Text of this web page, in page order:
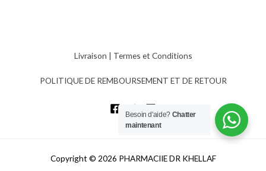
Livraison | Termes et Conditions
POLITIQUE DE REMBOURSEMENT ET DE RETOUR
Copyright © 2026 PHARMACIIE DR KHELLAF
Besoin d'aide? Chatter
maintenant